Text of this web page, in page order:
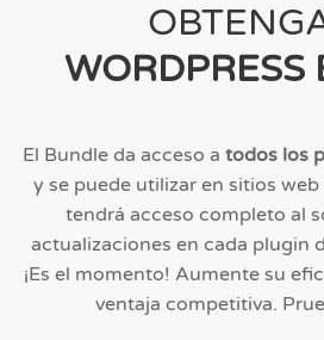
WORDPRESS
El Bundle da acceso a todos los
y se puede utilizar en sitios
tendrá acceso completo al
actualizaciones en cada plugin
¡Es el momento! Aumente su
ventaja competitiva.